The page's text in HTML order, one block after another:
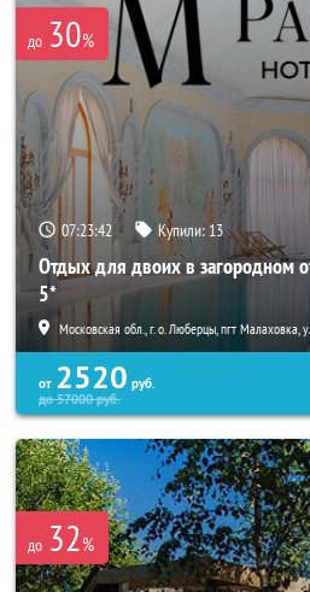
до 30%
07:23:42 Купили: 13
Отдых для двоих в загородном
5*
Московская обл., г. о. Люберцы, пгт Малаховка,
от 2520 руб.
до57000руб.
до 32%